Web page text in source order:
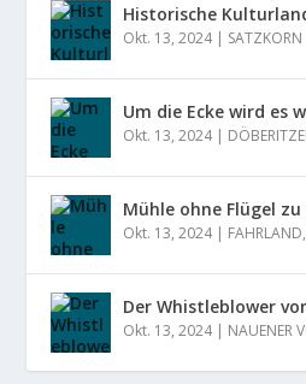
Historische
Okt. 13, 2024| SATZKORN
Um die Ecke wird es
Okt. 13, 2024|
Mühle ohne Flügel
Okt. 13, 2024| FAHRLAND,
Der Whistleblower
Okt. 13, 2024| NAUENER